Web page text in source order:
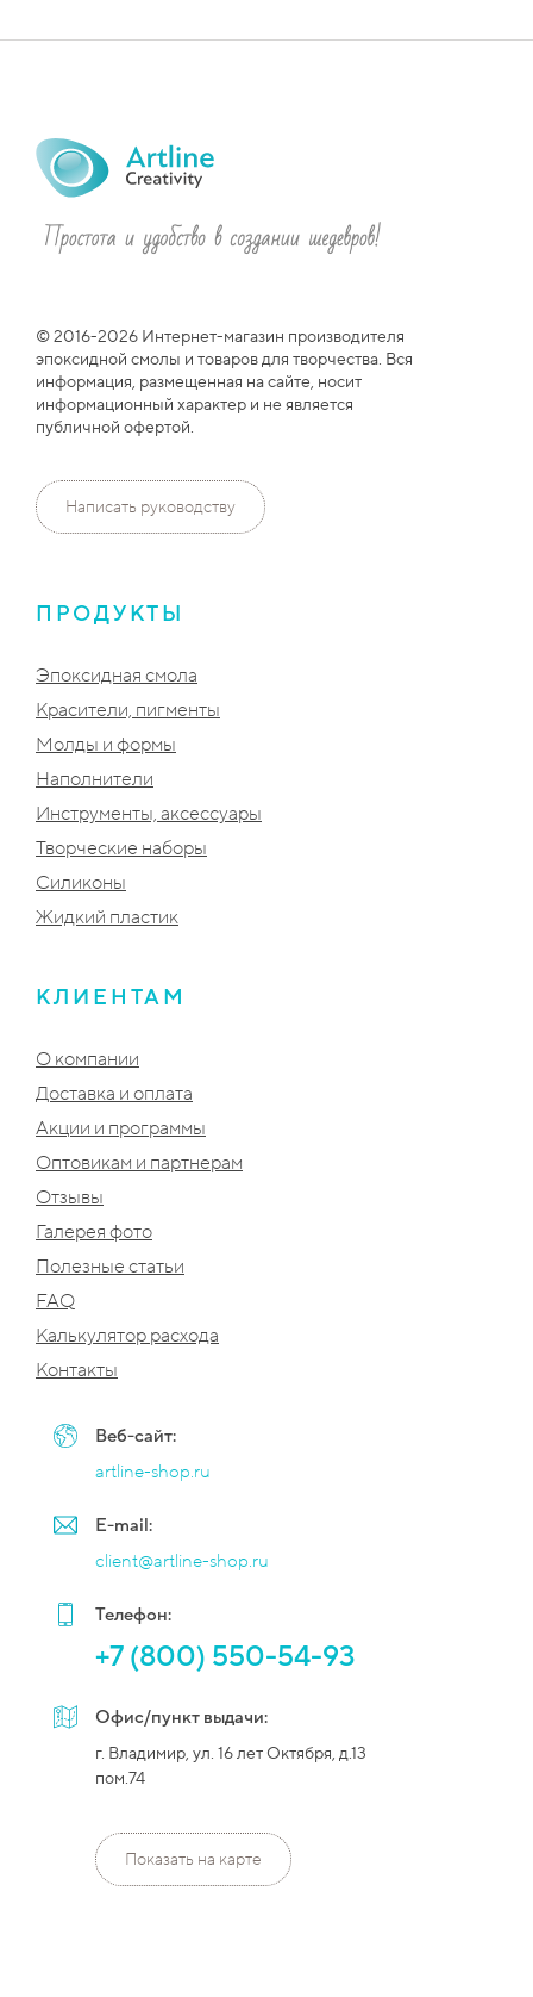
© 2016-2026 Интернет-магазин производителя
эпоксидной смолы и товаров для творчества. Вся
информация, размещенная на сайте, носит
информационный характер и не является
публичной офертой.
Написать руководству
ПРОДУКТЫ
Эпоксидная смола
Красители, пигменты
Молды и формы
Наполнители
Инструменты, аксессуары
Творческие наборы
Силиконы
Жидкий пластик
КЛИЕНТАМ
О компании
Доставка и оплата
Акции и программы
Оптовикам и партнерам
Отзывы
Галерея фото
Полезные статьи
FAQ
Калькулятор расхода
Контакты
Веб-сайт:
artline-shop.ru
E-mail:
client@artline-shop.ru
Телефон:
+7 (800) 550-54-93
Офис/пункт выдачи:
г. Владимир, ул. 16 лет Октября, д.13
пом.74
Показать на карте